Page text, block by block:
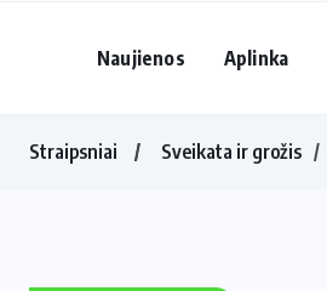
Naujienos Aplinka
Straipsniai Sveikata ir grožis